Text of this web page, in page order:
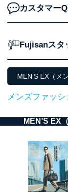
1
当社の定期
ービス等
当社にお
人情報
Aサービス
4
採用応募
個人情報
カスタマー
Fujisanスタ
MEN’S EX（メ
メンズファッ
MEN’S EX